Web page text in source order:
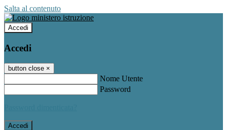
Salta al contenuto
Accedi
Accedi
button close ×
Nome Utente
Password